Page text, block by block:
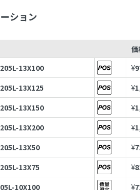
ション
13X100 ¥
13X125 ¥
13X150 ¥
13X200 ¥
13X50 ¥
13X75 ¥
10X100 ¥